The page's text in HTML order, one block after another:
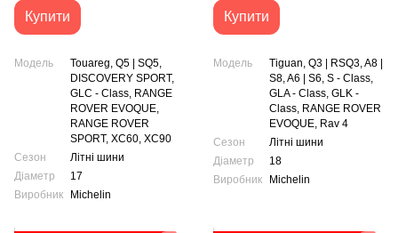
Купити
Модель
Touareg, Q5 | SQ5,
DISCOVERY SPORT,
GLC - Class, RANGE
ROVER EVOQUE,
RANGE ROVER
SPORT, XC60, XC90
Сезон
Літні шини
Діаметр
17
Виробник
Michelin
Купити
Модель
Tiguan, Q3 | RSQ3, A8 |
S8, A6 | S6, S - Class,
GLA - Class, GLK -
Class, RANGE ROVER
EVOQUE, Rav 4
Сезон
Літні шини
Діаметр
18
Виробник
Michelin